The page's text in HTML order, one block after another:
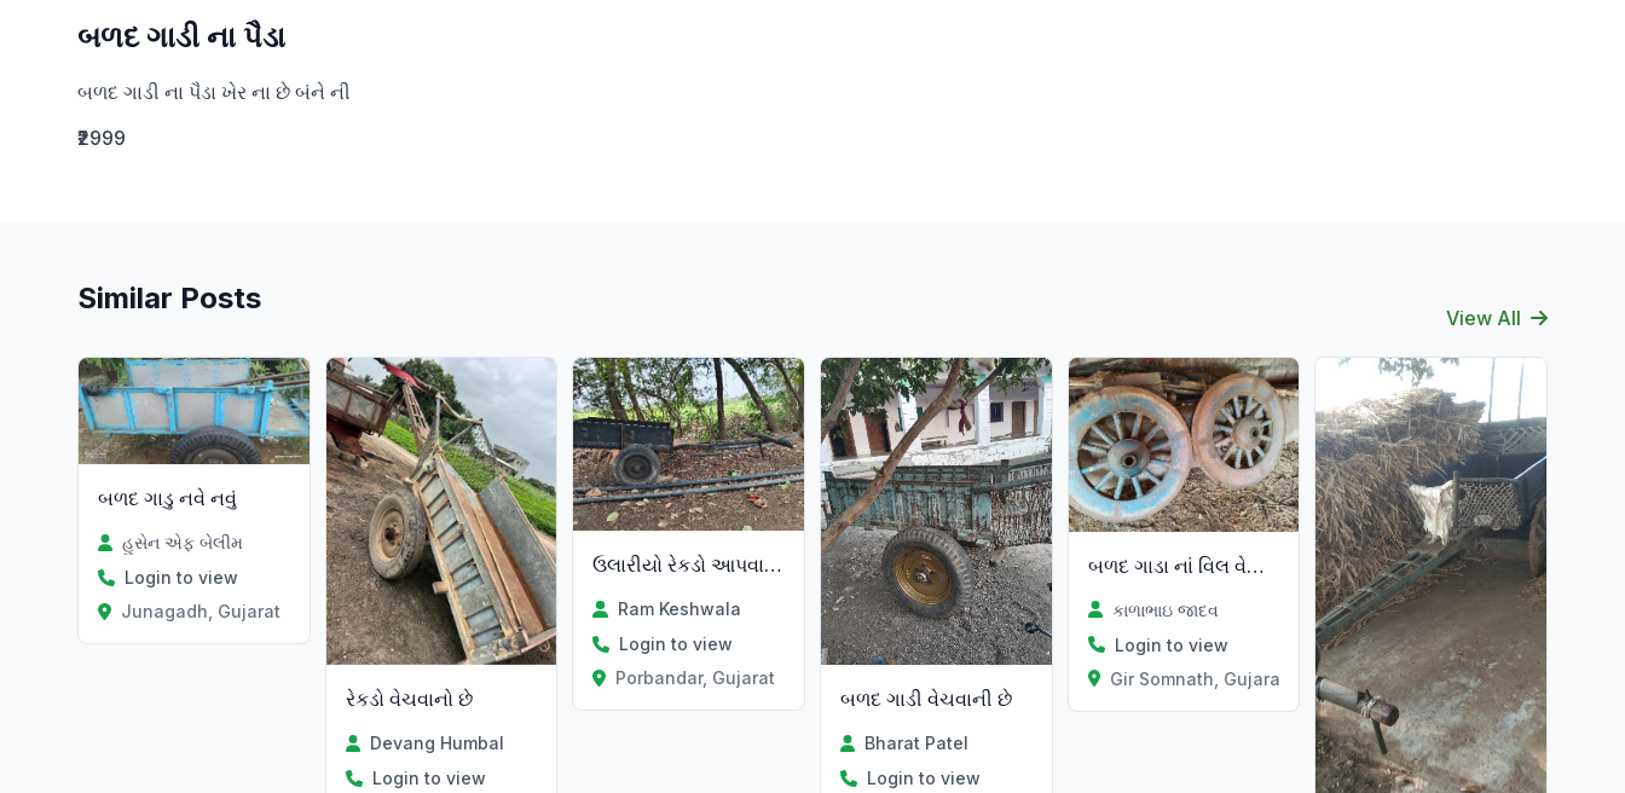
બળદ ગાડી ના પૈડા
બળદ ગાડી ના પૈડા ખેર ના છે બંને ની
₹2999
Similar Posts
View All
બળદ ગાડુ નવે નવું
હુસેન એફ બેલીમ
Login to view
Junagadh, Gujarat
રેકડો વેચવાનો છે
Devang Humbal
Login to view
ઉલારીયો રેકડો આપવાનો છે
Ram Keshwala
Login to view
Porbandar, Gujarat
બળદ ગાડી વેચવાની છે
Bharat Patel
Login to view
બળદ ગાડા નાં વિલ વેસવા નાં છે
કાળાભાઇ જાદવ
Login to view
Gir Somnath, Gujarat